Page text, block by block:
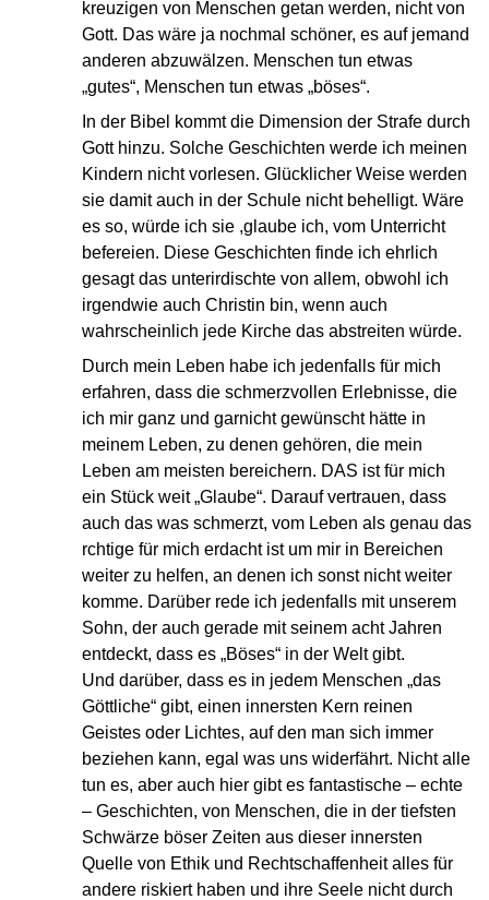
kreuzigen von Menschen getan werden, nicht von
Gott. Das wäre ja nochmal schöner, es auf jemand
anderen abzuwälzen. Menschen tun etwas
„gutes“, Menschen tun etwas „böses“.
In der Bibel kommt die Dimension der Strafe durch
Gott hinzu. Solche Geschichten werde ich meinen
Kindern nicht vorlesen. Glücklicher Weise werden
sie damit auch in der Schule nicht behelligt. Wäre
es so, würde ich sie ,glaube ich, vom Unterricht
befereien. Diese Geschichten finde ich ehrlich
gesagt das unterirdischte von allem, obwohl ich
irgendwie auch Christin bin, wenn auch
wahrscheinlich jede Kirche das abstreiten würde.
Durch mein Leben habe ich jedenfalls für mich
erfahren, dass die schmerzvollen Erlebnisse, die
ich mir ganz und garnicht gewünscht hätte in
meinem Leben, zu denen gehören, die mein
Leben am meisten bereichern. DAS ist für mich
ein Stück weit „Glaube“. Darauf vertrauen, dass
auch das was schmerzt, vom Leben als genau das
rchtige für mich erdacht ist um mir in Bereichen
weiter zu helfen, an denen ich sonst nicht weiter
komme. Darüber rede ich jedenfalls mit unserem
Sohn, der auch gerade mit seinem acht Jahren
entdeckt, dass es „Böses“ in der Welt gibt.
Und darüber, dass es in jedem Menschen „das
Göttliche“ gibt, einen innersten Kern reinen
Geistes oder Lichtes, auf den man sich immer
beziehen kann, egal was uns widerfährt. Nicht alle
tun es, aber auch hier gibt es fantastische – echte
– Geschichten, von Menschen, die in der tiefsten
Schwärze böser Zeiten aus dieser innersten
Quelle von Ethik und Rechtschaffenheit alles für
andere riskiert haben und ihre Seele nicht durch